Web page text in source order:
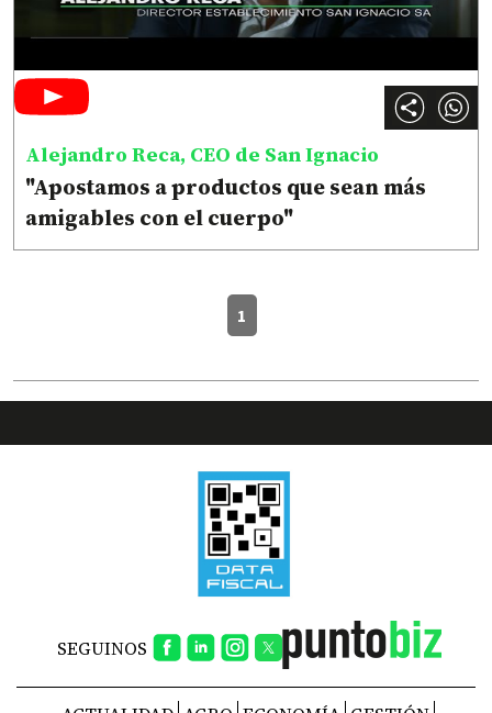
Alejandro Reca, CEO de San Ignacio
"Apostamos a productos que sean más
amigables con el cuerpo"
1
SEGUINOS